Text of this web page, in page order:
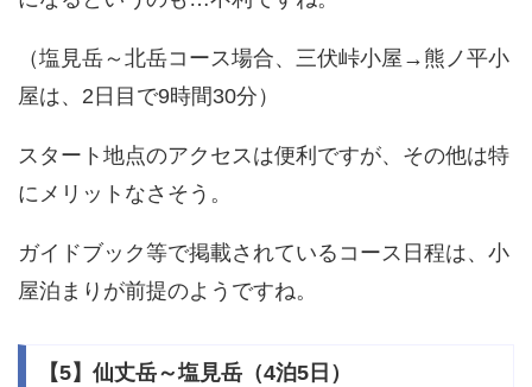
（塩見岳～北岳コース場合、三伏峠小屋→熊ノ平小
屋は、2日目で9時間30分）
スタート地点のアクセスは便利ですが、その他は特
にメリットなさそう。
ガイドブック等で掲載されているコース日程は、小
屋泊まりが前提のようですね。
【5】仙丈岳～塩見岳（4泊5日）